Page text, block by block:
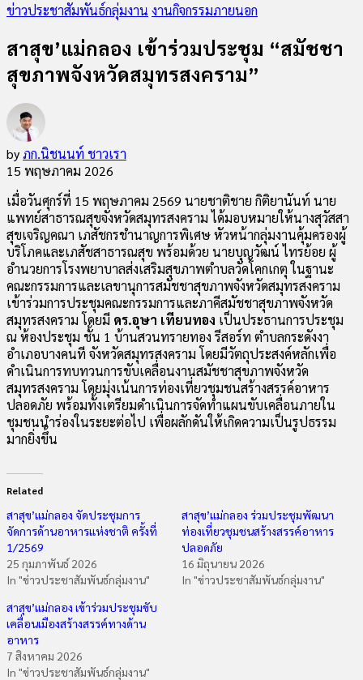
ข่าวประชาสัมพันธ์กลุ่มงาน งานกิจกรรมภายนอก
สาสุข’แม่กลอง เข้าร่วมประชุม “สมัชชา
สุขภาพจังหวัดสมุทรสงคราม”
byภก.นิชนนท์ ชาวเรา
15 พฤษภาคม 2026
เมื่อวันศุกร์ที่ 15 พฤษภาคม 2569 นายชาติชาย กิติยานันท์ นาย
แพทย์สาธารณสุขจังหวัดสมุทรสงคราม ได้มอบหมายให้นางสุวัสสา
สุขเจริญคณา เภสัชกรชำนาญการพิเศษ หัวหน้ากลุ่มงานคุ้มครองผู้
บริโภคและเภสัชสาธารณสุข พร้อมด้วย นายบุญวัฒน์ ไทรย้อย ผู้
อำนวยการโรงพยาบาลส่งเสริมสุขภาพตำบลวัดโคกเกตุ ในฐานะ
คณะกรรมการและเลขานุการสมัชชาสุขภาพจังหวัดสมุทรสงคราม
เข้าร่วมการประชุมคณะกรรมการและภาคีสมัชชาสุขภาพจังหวัด
สมุทรสงคราม โดยมี ดร.อุษา เทียนทอง เป็นประธานการประชุม
ณ ห้องประชุม ชั้น 1 บ้านสวนทรายทอง รีสอร์ท ตำบลกระดังงา
อำเภอบางคนที จังหวัดสมุทรสงคราม โดยมีวัตถุประสงค์หลักเพื่อ
ดำเนินการทบทวนการขับเคลื่อนงานสมัชชาสุขภาพจังหวัด
สมุทรสงคราม โดยมุ่งเน้นการท่องเที่ยวชุมชนสร้างสรรค์อาหาร
ปลอดภัย พร้อมทั้งเตรียมดำเนินการจัดทำแผนขับเคลื่อนภายใน
ชุมชนนำร่องในระยะต่อไป เพื่อผลักดันให้เกิดความเป็นรูปธรรม
มากยิ่งขึ้น
Related
สาสุข’แม่กลอง จัดประชุมการ
จัดการด้านอาหารแห่งชาติ ครั้งที่
1/2569
25 กุมภาพันธ์ 2026
In "ข่าวประชาสัมพันธ์กลุ่มงาน"
สาสุข’แม่กลอง ร่วมประชุมพัฒนา
ท่องเที่ยวชุมชนสร้างสรรค์อาหาร
ปลอดภัย
16 มิถุนายน 2026
In "ข่าวประชาสัมพันธ์กลุ่มงาน"
สาสุข’แม่กลอง เข้าร่วมประชุมขับ
เคลื่อนเมืองสร้างสรรค์ทางด้าน
อาหาร
7 สิงหาคม 2026
In "ข่าวประชาสัมพันธ์กลุ่มงาน"